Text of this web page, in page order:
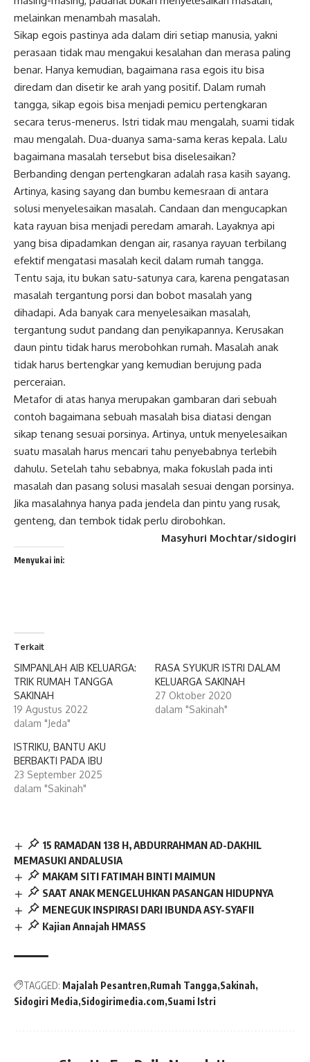
melainkan menambah masalah.
Sikap egois pastinya ada dalam diri setiap manusia, yakni
perasaan tidak mau mengakui kesalahan dan merasa paling
benar. Hanya kemudian, bagaimana rasa egois itu bisa
diredam dan disetir ke arah yang positif. Dalam rumah
tangga, sikap egois bisa menjadi pemicu pertengkaran
secara terus-menerus. Istri tidak mau mengalah, suami tidak
mau mengalah. Dua-duanya sama-sama keras kepala. Lalu
bagaimana masalah tersebut bisa diselesaikan?
Berbanding dengan pertengkaran adalah rasa kasih sayang.
Artinya, kasing sayang dan bumbu kemesraan di antara
solusi menyelesaikan masalah. Candaan dan mengucapkan
kata rayuan bisa menjadi peredam amarah. Layaknya api
yang bisa dipadamkan dengan air, rasanya rayuan terbilang
efektif mengatasi masalah kecil dalam rumah tangga.
Tentu saja, itu bukan satu-satunya cara, karena pengatasan
masalah tergantung porsi dan bobot masalah yang
dihadapi. Ada banyak cara menyelesaikan masalah,
tergantung sudut pandang dan penyikapannya. Kerusakan
daun pintu tidak harus merobohkan rumah. Masalah anak
tidak harus bertengkar yang kemudian berujung pada
perceraian.
Metafor di atas hanya merupakan gambaran dari sebuah
contoh bagaimana sebuah masalah bisa diatasi dengan
sikap tenang sesuai porsinya. Artinya, untuk menyelesaikan
suatu masalah harus mencari tahu penyebabnya terlebih
dahulu. Setelah tahu sebabnya, maka fokuslah pada inti
masalah dan pasang solusi masalah sesuai dengan porsinya.
Jika masalahnya hanya pada jendela dan pintu yang rusak,
genteng, dan tembok tidak perlu dirobohkan.
Masyhuri Mochtar/sidogiri
Menyukai ini:
Terkait
SIMPANLAH AIB KELUARGA:
TRIK RUMAH TANGGA
SAKINAH
19 Agustus 2022
dalam "Jeda"
RASA SYUKUR ISTRI DALAM
KELUARGA SAKINAH
27 Oktober 2020
dalam "Sakinah"
ISTRIKU, BANTU AKU
BERBAKTI PADA IBU
23 September 2025
dalam "Sakinah"
15 RAMADAN 138 H, ABDURRAHMAN AD-DAKHIL
MEMASUKI ANDALUSIA
MAKAM SITI FATIMAH BINTI MAIMUN
SAAT ANAK MENGELUHKAN PASANGAN HIDUPNYA
MENEGUK INSPIRASI DARI IBUNDA ASY-SYAFII
Kajian Annajah HMASS
TAGGED: Majalah Pesantren Rumah Tangga Sakinah
Sidogiri Media Sidogirimedia.com Suami Istri